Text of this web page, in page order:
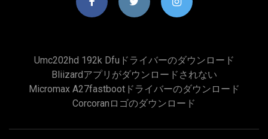
Umc202hd 192k Dfuドライバーのダウンロード
Bliizardアプリがダウンロードされない
Micromax A27fastbootドライバーのダウンロード
Corcoranロゴのダウンロード